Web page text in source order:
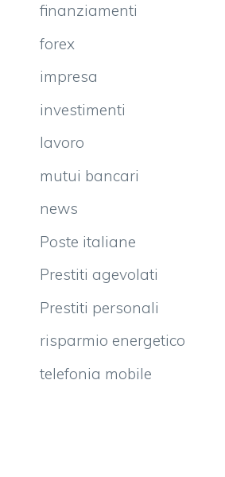
finanziamenti
forex
impresa
investimenti
lavoro
mutui bancari
news
Poste italiane
Prestiti agevolati
Prestiti personali
risparmio energetico
telefonia mobile